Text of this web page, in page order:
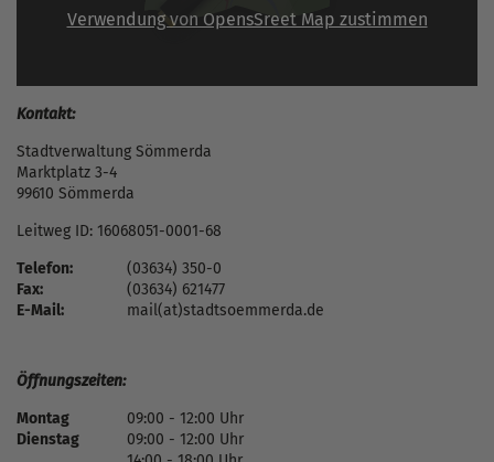
Verwendung von OpensSreet Map zustimmen
Kontakt:
Stadtverwaltung Sömmerda
Marktplatz 3-4
99610 Sömmerda
Leitweg ID: 16068051-0001-68
Telefon:
(03634) 350-0
Fax:
(03634) 621477
E-Mail:
mail(at)stadtsoemmerda.de
Öffnungszeiten:
Montag
09:00 - 12:00 Uhr
Dienstag
09:00 - 12:00 Uhr